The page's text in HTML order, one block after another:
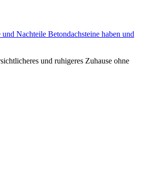
Nachteile Betondachsteine haben und
und ruhigeres Zuhause ohne